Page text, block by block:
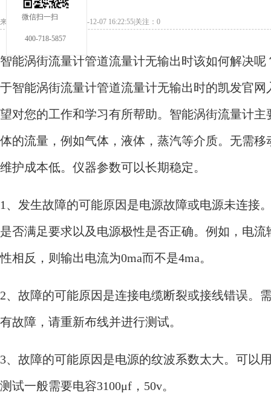
来源：本站发布日期：2024-12-07 16:22:55|关注： 0
智能涡街流量计管道流量计无输出时该如何解决
于智能涡街流量计管道流量计无输出时的凯发官
望对您的工作和学习有所帮助。智能涡街流量计
体的流量，例如气体，液体，蒸汽等介质。无需
维护成本低。仪器参数可以长期稳定。
1、发生故障的可能原因是电源故障或电源未连接
是否满足要求以及电源极性是否正确。例如，电
性相反，则输出电流为0ma而不是4ma。
2、故障的可能原因是连接电缆断裂或接线错误。
有故障，请重新布线并进行测试。
3、故障的可能原因是电源的纹波系数太大。可以
测试一般需要电容3100μf，50v。
微信扫一扫
400-718-5857